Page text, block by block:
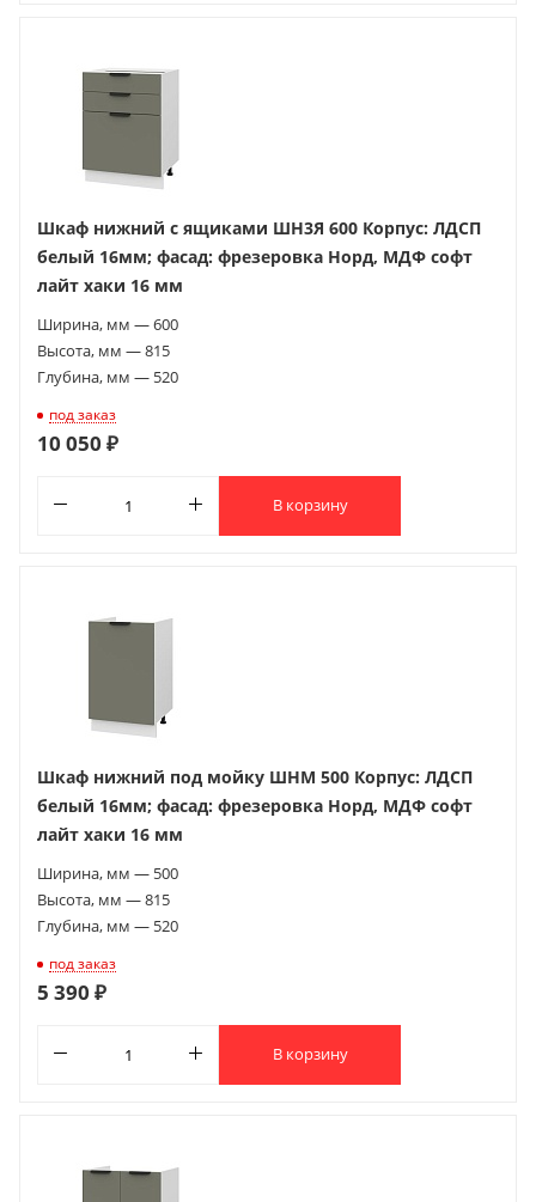
Шкаф нижний с ящиками ШН3Я 600 Корпус: ЛДСП
белый 16мм; фасад: фрезеровка Норд, МДФ софт
лайт хаки 16 мм
Ширина, мм — 600
Высота, мм — 815
Глубина, мм — 520
под заказ
10 050 ₽
В корзину
Шкаф нижний под мойку ШНМ 500 Корпус: ЛДСП
белый 16мм; фасад: фрезеровка Норд, МДФ софт
лайт хаки 16 мм
Ширина, мм — 500
Высота, мм — 815
Глубина, мм — 520
под заказ
5 390 ₽
В корзину